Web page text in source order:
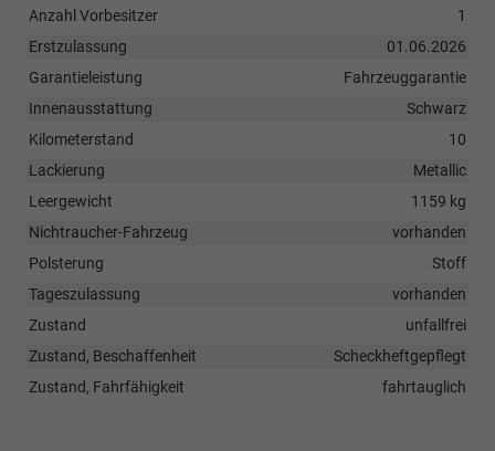
Anzahl Vorbesitzer
1
Erstzulassung
01.06.2026
Garantieleistung
Fahrzeuggarantie
Innenausstattung
Schwarz
Kilometerstand
10
Lackierung
Metallic
Leergewicht
1159 kg
Nichtraucher-Fahrzeug
vorhanden
Polsterung
Stoff
Tageszulassung
vorhanden
Zustand
unfallfrei
Zustand, Beschaffenheit
Scheckheftgepflegt
Zustand, Fahrfähigkeit
fahrtauglich